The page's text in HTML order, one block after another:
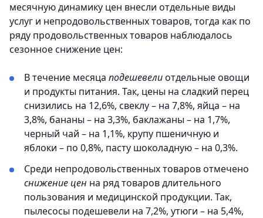
месячную динамику цен внесли отдельные виды
услуг и непродовольственных товаров, тогда как по
ряду продовольственных товаров наблюдалось
сезонное снижение цен:
В течение месяца подешевелиотдельные овощи
и продукты питания. Так, цены на сладкий перец
снизились на 12,6%, свеклу – на 7,8%, яйца – на
3,8%, бананы – на 3,3%, баклажаны – на 1,7%,
черный чай – на 1,1%, крупу пшеничную и
яблоки – по 0,8%, пасту шоколадную – на 0,3%.
Среди непродовольственных товаров отмечено
снижение цен на ряд товаров длительного
пользования и медицинской продукции. Так,
пылесосы подешевели на 7,2%, утюги – на 5,4%,